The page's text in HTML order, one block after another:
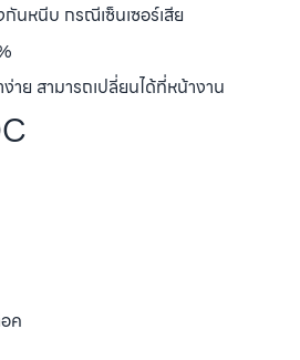
หนีบ กรณีเซ็นเซอร์เสีย
าย สามารถเปลี่ยนได้ที่หน้างาน
ค